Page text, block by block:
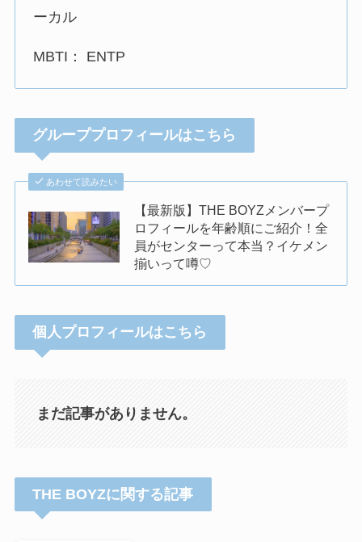
ーカル
MBTI： ENTP
グループプロフィールはこちら
あわせて読みたい
【最新版】THE BOYZメンバープ
ロフィールを年齢順にご紹介！全
員がセンターって本当？イケメン
揃いって噂♡
個人プロフィールはこちら
まだ記事がありません。
THE BOYZに関する記事